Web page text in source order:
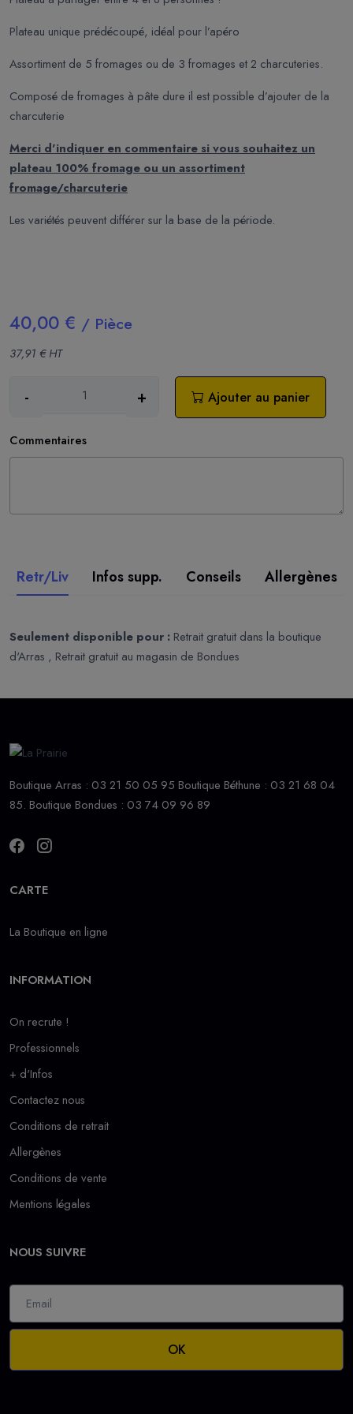
Plateau unique prédécoupé, idéal pour l’apéro
Assortiment de 5 fromages ou de 3 fromages et 2 charcuteries.
Composé de fromages à pâte dure il est possible d’ajouter de la
charcuterie
Merci d'indiquer en commentaire si vous souhaitez un
plateau 100% fromage ou un assortiment
fromage/charcuterie
Les variétés peuvent différer sur la base de la période.
40,00 € / Pièce
37,91 € HT
- + Ajouter au panier
Commentaires
Retr/Liv Infos supp. Conseils Allergènes
Seulement disponible pour : Retrait gratuit dans la boutique
d'Arras , Retrait gratuit au magasin de Bondues
Boutique Arras : 03 21 50 05 95 Boutique Béthune : 03 21 68 04
85. Boutique Bondues : 03 74 09 96 89
CARTE
La Boutique en ligne
INFORMATION
On recrute !
Professionnels
+ d'Infos
Contactez nous
Conditions de retrait
Allergènes
Conditions de vente
Mentions légales
NOUS SUIVRE
OK